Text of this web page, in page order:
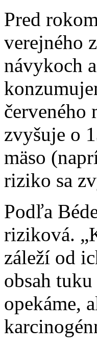
Pred
verejného
návykoch
červeného
zvyšuje o
mäso
riziko sa
Podľa
riziková.
záleží od
obsah
opekáme,